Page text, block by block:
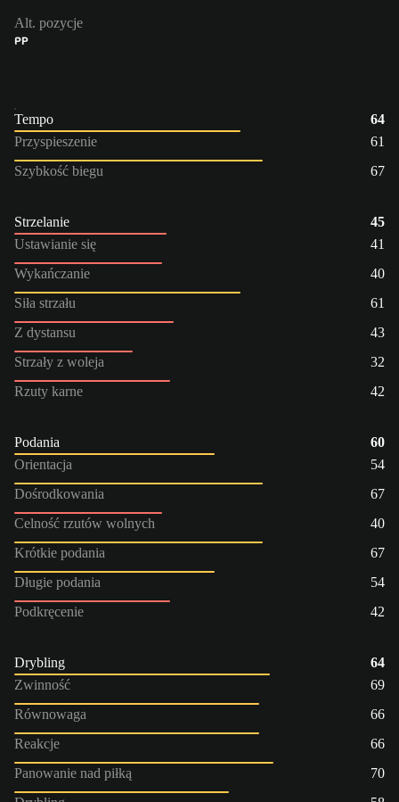
Alt. pozycje
PP
Tempo
64
Przyspieszenie
61
Szybkość biegu
67
Strzelanie
45
Ustawianie się
41
Wykańczanie
40
Siła strzału
61
Z dystansu
43
Strzały z woleja
32
Rzuty karne
42
Podania
60
Orientacja
54
Dośrodkowania
67
Celność rzutów wolnych
40
Krótkie podania
67
Długie podania
54
Podkręcenie
42
Drybling
64
Zwinność
69
Równowaga
66
Reakcje
66
Panowanie nad piłką
70